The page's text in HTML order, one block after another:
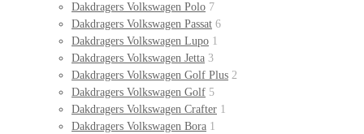
Dakdragers Volkswagen Polo 7
Dakdragers Volkswagen Passat 6
Dakdragers Volkswagen Lupo 1
Dakdragers Volkswagen Jetta 3
Dakdragers Volkswagen Golf Plus 2
Dakdragers Volkswagen Golf 5
Dakdragers Volkswagen Crafter 1
Dakdragers Volkswagen Bora 1